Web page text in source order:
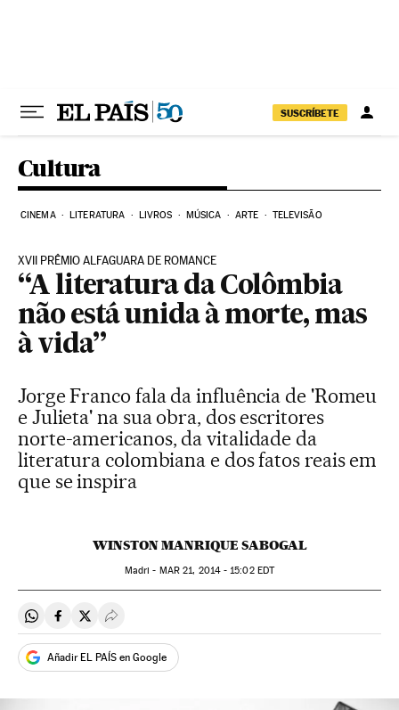
SUSCRÍBETE
Cultura
CINEMA LITERATURA LIVROS MÚSICA ARTE TELEVISÃO
XVII PRÊMIO ALFAGUARA DE ROMANCE
“A literatura da Colômbia
não está unida à morte, mas
à vida”
Jorge Franco fala da influência de 'Romeu
e Julieta' na sua obra, dos escritores
norte-americanos, da vitalidade da
literatura colombiana e dos fatos reais em
que se inspira
WINSTON MANRIQUE SABOGAL
Madri - MAR 21, 2014 - 15:02EDT
Compartir en Whatsapp
Compartir en Facebook
Compartir en Twitter
Desplegar Redes Sociales
Añadir EL PAÍS en Google